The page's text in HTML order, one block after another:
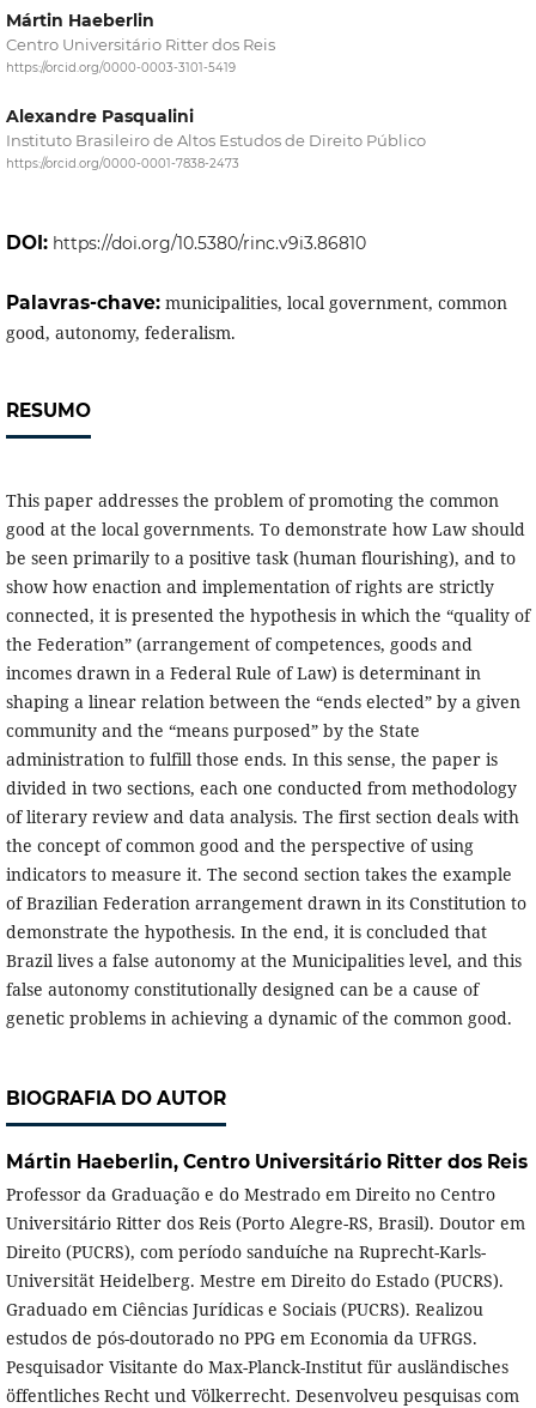
Mártin Haeberlin
Centro Universitário Ritter dos Reis
https://orcid.org/0000-0003-3101-5419
Alexandre Pasqualini
Instituto Brasileiro de Altos Estudos de Direito Público
https://orcid.org/0000-0001-7838-2473
DOI: https://doi.org/10.5380/rinc.v9i3.86810
Palavras-chave: municipalities, local government, common
good, autonomy, federalism.
RESUMO
This paper addresses the problem of promoting the common
good at the local governments. To demonstrate how Law should
be seen primarily to a positive task (human flourishing), and to
show how enaction and implementation of rights are strictly
connected, it is presented the hypothesis in which the “quality of
the Federation” (arrangement of competences, goods and
incomes drawn in a Federal Rule of Law) is determinant in
shaping a linear relation between the “ends elected” by a given
community and the “means purposed” by the State
administration to fulfill those ends. In this sense, the paper is
divided in two sections, each one conducted from methodology
of literary review and data analysis. The first section deals with
the concept of common good and the perspective of using
indicators to measure it. The second section takes the example
of Brazilian Federation arrangement drawn in its Constitution to
demonstrate the hypothesis. In the end, it is concluded that
Brazil lives a false autonomy at the Municipalities level, and this
false autonomy constitutionally designed can be a cause of
genetic problems in achieving a dynamic of the common good.
BIOGRAFIA DO AUTOR
Mártin Haeberlin, Centro Universitário Ritter dos Reis
Professor da Graduação e do Mestrado em Direito no Centro
Universitário Ritter dos Reis (Porto Alegre-RS, Brasil). Doutor em
Direito (PUCRS), com período sanduíche na Ruprecht-Karls-
Universität Heidelberg. Mestre em Direito do Estado (PUCRS).
Graduado em Ciências Jurídicas e Sociais (PUCRS). Realizou
estudos de pós-doutorado no PPG em Economia da UFRGS.
Pesquisador Visitante do Max-Planck-Institut für ausländisches
öffentliches Recht und Völkerrecht. Desenvolveu pesquisas com